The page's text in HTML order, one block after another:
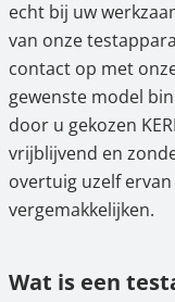
2.1 Voordelen
2.2 Deze
2.3
Zo
testen
3. Onze
van KERN
echt bij uw
van onze
contact op met
gewenste model
door u gekozen
vrijblijvend en
overtuig uzelf
vergemakkelijken.
Wat is een
Hangende
Kraanweegschalen
Bankweegschaal
Orgelschalen
Weegschaal
Accessoires
Spannings- en
Trekapparaten
Videomicroscopen
Externe verlichting
Microscoop
Accessoires
Toepassingen voor
Suiker
Universele
Newton-gewichten
Geluidsniveaumeter
Kleurmeting
Accessoires
Overig